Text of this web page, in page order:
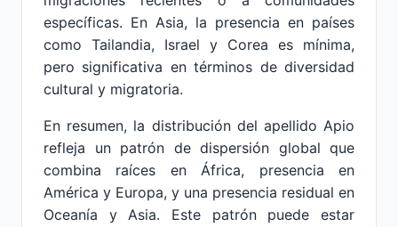
específicas. En Asia, la presencia en países
como Tailandia, Israel y Corea es mínima,
pero significativa en términos de diversidad
cultural y migratoria.
En resumen, la distribución del apellido Apio
refleja un patrón de dispersión global que
combina raíces en África, presencia en
América y Europa, y una presencia residual en
Oceanía y Asia. Este patrón puede estar